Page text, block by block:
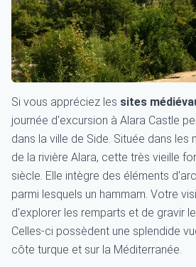
Si vous appréciez les sites
journée d'excursion à Alara Castle
dans la ville de Side. Située dans les
de la rivière Alara, cette très vieille
siècle. Elle intègre des éléments
parmi lesquels un hammam. Votre
d'explorer les remparts et de gravir
Celles-ci possèdent une splendide
côte turque et sur la Méditerranée.